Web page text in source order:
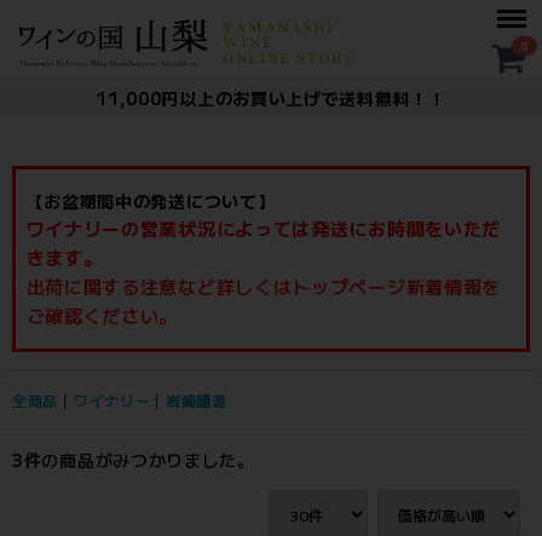
0
11,000円以上のお買い上げで送料無料！！
Menu
【お盆期間中の発送について】
ワイナリーの営業状況によっては発送にお時間をいただ
きます。
出荷に関する注意など詳しくはトップページ新着情報を
ご確認ください。
全商品 ワイナリー 岩崎醸造
3件の商品がみつかりました。